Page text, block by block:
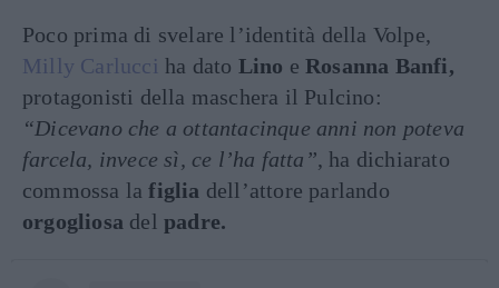
Poco prima di svelare l’identità della Volpe,
Milly Carlucci ha dato Lino eRosanna Banfi,
protagonisti della maschera il Pulcino:
“Dicevano che a ottantacinque anni non poteva
farcela, invece sì, ce l’ha fatta”, ha dichiarato
commossa lafiglia dell’attore parlando
orgogliosa del padre.